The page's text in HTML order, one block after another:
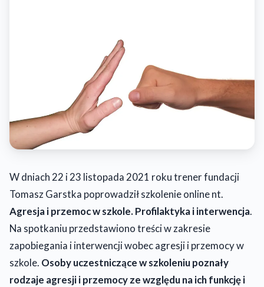
W dniach 22 i 23 listopada 2021 roku trener fundacji
Tomasz Garstka poprowadził szkolenie online nt.
Agresja i przemoc w szkole. Profilaktyka i interwencja.
Na spotkaniu przedstawiono treściw zakresie
zapobiegania i interwencji wobec agresji i przemocy w
szkole. Osoby uczestniczące w szkoleniu poznały
rodzaje agresji i przemocy ze względu na ich funkcję i